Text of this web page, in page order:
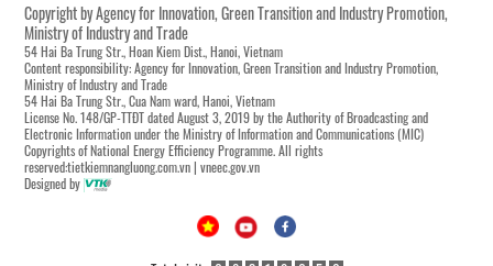
Copyright by Agency for Innovation, Green Transition and Industry Promotion,
Ministry of Industry and Trade
54 Hai Ba Trung Str., Hoan Kiem Dist., Hanoi, Vietnam
Content responsibility: Agency for Innovation, Green Transition and Industry Promotion,
Ministry of Industry and Trade
54 Hai Ba Trung Str., Cua Nam ward, Hanoi, Vietnam
License No. 148/GP-TTĐT dated August 3, 2019 by the Authority of Broadcasting and
Electronic Information under the Ministry of Information and Communications (MIC)
Copyrights of National Energy Efficiency Programme. All rights
reserved:tietkiemnangluong.com.vn | vneec.gov.vn
Designed by